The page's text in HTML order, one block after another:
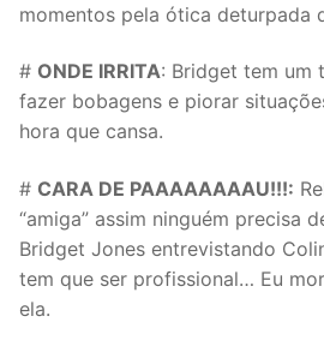
momentos pela ótica deturpada
# ONDE IRRITA: Bridget tem um
fazer bobagens e piorar
hora que cansa.
# CARA DE PAAAAAAAAU!!!:
“amiga” assim ninguém precisa
Bridget Jones entrevistando
tem que ser profissional… Eu
ela.